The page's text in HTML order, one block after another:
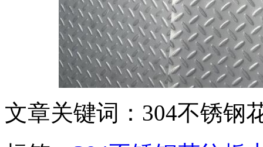
文章关键词：304不锈钢